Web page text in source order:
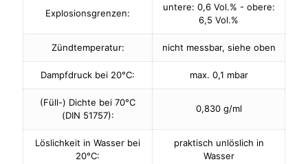
Explosionsgrenzen:
untere: 0,6 Vol.% - obere:
6,5 Vol.%
Zündtemperatur: nicht messbar, siehe oben
Dampfdruck bei 20°C: max. 0,1 mbar
(Füll-) Dichte bei 70°C
(DIN 51757):
0,830 g/ml
Löslichkeit in Wasser bei
20°C:
praktisch unlöslich in
Wasser